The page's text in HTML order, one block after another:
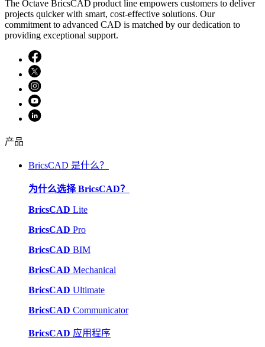
The Octave BricsCAD product line empowers customers to deliver
projects quicker with smart, cost-effective solutions. Our
commitment to advanced CAD is matched by our dedication to
providing exceptional support.
产品
BricsCAD 是什么？
为什么选择 BricsCAD？
BricsCAD Lite
BricsCAD Pro
BricsCAD BIM
BricsCAD Mechanical
BricsCAD Ultimate
BricsCAD Communicator
BricsCAD 应用程序